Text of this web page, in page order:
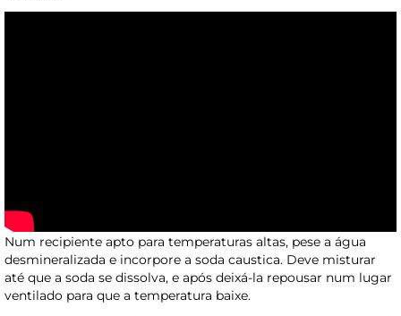
Num recipiente apto para temperaturas altas, pese a água
desmineralizada e incorpore a soda caustica. Deve misturar
até que a soda se dissolva, e após deixá-la repousar num lugar
ventilado para que a temperatura baixe.